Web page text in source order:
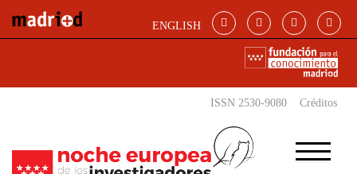
ENGLISH
ISSN 2530-9080 Créditos